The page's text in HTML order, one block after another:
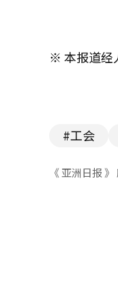
※ 本报道经
#工会
《 亚洲日报